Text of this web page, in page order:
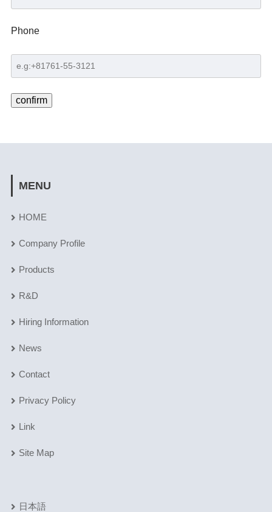
Phone
MENU
HOME
Company Profile
Products
R&D
Hiring Information
News
Contact
Privacy Policy
Link
Site Map
日本語